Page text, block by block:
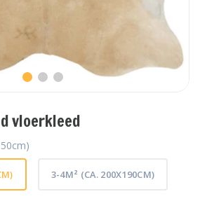
vloerkleed
3-4M² (CA. 200X190CM)